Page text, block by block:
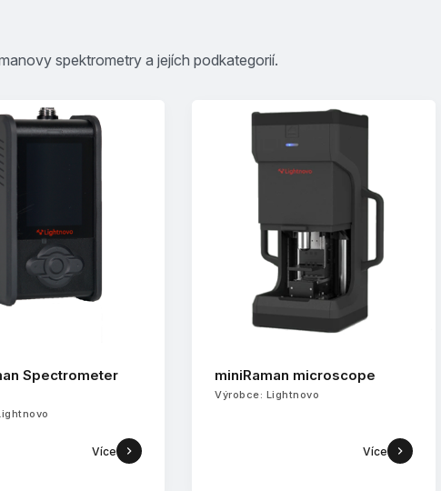
spektrometry a jejích podkategorií.
Spectrometer
Více
miniRaman microscope
Výrobce: Lightnovo
Více